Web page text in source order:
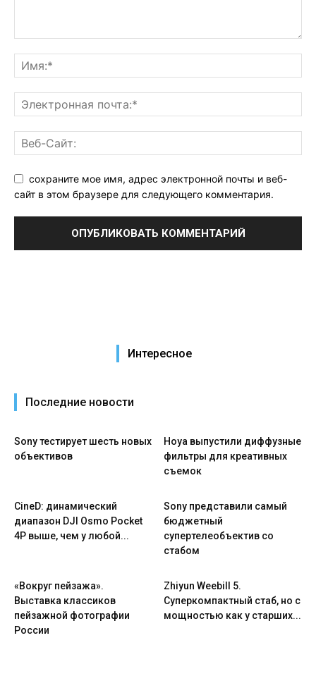
сохраните мое имя, адрес электронной почты и веб-
сайт в этом браузере для следующего комментария.
Интересное
Последние новости
Sony тестирует шесть новых
объективов
Hoya выпустили диффузные
фильтры для креативных
съемок
CineD: динамический
диапазон DJI Osmo Pocket
4P выше, чем у любой...
Sony представили самый
бюджетный
супертелеобъектив со
стабом
«Вокруг пейзажа».
Выставка классиков
пейзажной фотографии
России
Zhiyun Weebill 5.
Cуперкомпактный стаб, но с
мощностью как у старших...